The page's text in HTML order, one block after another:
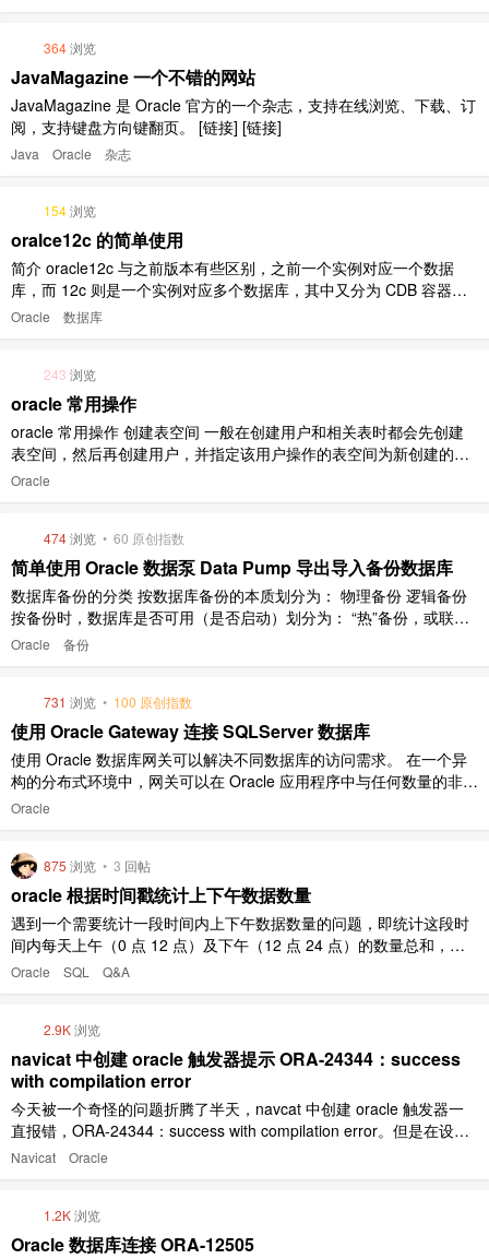
364浏览
JavaMagazine 一个不错的网站
JavaMagazine 是 Oracle 官方的一个杂志，支持在线浏览、下载、订
阅，支持键盘方向键翻页。 [链接] [链接]
Java Oracle 杂志
154浏览
oralce12c 的简单使用
简介 oracle12c 与之前版本有些区别，之前一个实例对应一个数据
库，而 12c 则是一个实例对应多个数据库，其中又分为 CDB 容器数
据库和 PDB 插拔数据库。一般 sqlplus 默认登录的是 CDB 登录 # 打
Oracle 数据库
243 浏览
oracle 常用操作
oracle 常用操作 创建表空间 一般在创建用户和相关表时都会先创建
表空间，然后再创建用户，并指定该用户操作的表空间为新创建的表
空间，防止不同的用户之间操作表导致混乱的问题，表空间与表空间
Oracle
474浏览 • 60 原创指数
简单使用 Oracle 数据泵 Data Pump 导出导入备份数据库
数据库备份的分类 按数据库备份的本质划分为： 物理备份 逻辑备份
按备份时，数据库是否可用（是否启动）划分为： “热”备份，或联机
备份，或非一致性备份 “冷”备份，或脱机备份，或一致性备份 按备份
Oracle 备份
731 浏览 • 100 原创指数
使用 Oracle Gateway 连接 SQLServer 数据库
使用 Oracle 数据库网关可以解决不同数据库的访问需求。 在一个异
构的分布式环境中，网关可以在 Oracle 应用程序中与任何数量的非
Oracle 数据库集成。 如 DB2，SQL Server 和 Excel，事务管理器如
Oracle
875 浏览 • 3 回帖
oracle 根据时间戳统计上下午数据数量
遇到一个需要统计一段时间内上下午数据数量的问题，即统计这段时
间内每天上午（0 点 12 点）及下午（12 点 24 点）的数量总和，想
问问 oracle 是否有什么函数方便统计的，十分感谢
Oracle SQL Q&A
2.9K浏览
navicat 中创建 oracle 触发器提示 ORA-24344：success
with compilation error
今天被一个奇怪的问题折腾了半天，navcat 中创建 oracle 触发器一
直报错，ORA-24344：success with compilation error。但是在设计
表中，直接修改触发器语句，却可以成功。 语句如下： CREATE OR
Navicat Oracle
1.2K浏览
Oracle 数据库连接 ORA-12505